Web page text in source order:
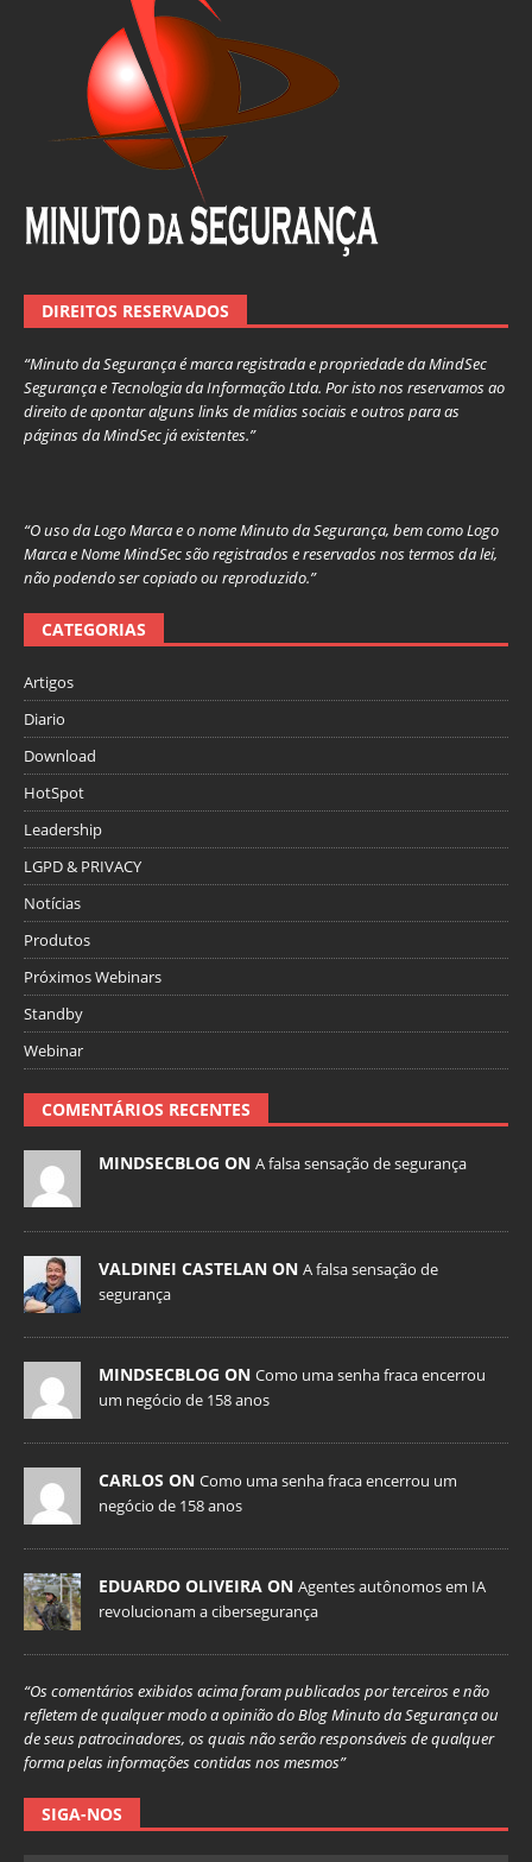
DIREITOS RESERVADOS
“Minuto da Segurança é marca registrada e propriedade da MindSec
Segurança e Tecnologia da Informação Ltda. Por isto nos reservamos ao
direito de apontar alguns links de mídias sociais e outros para as
páginas da MindSec já existentes.”
“O uso da Logo Marca e o nome Minuto da Segurança, bem como Logo
Marca e Nome MindSec são registrados e reservados nos termos da lei,
não podendo ser copiado ou reproduzido.”
CATEGORIAS
Artigos
Diario
Download
HotSpot
Leadership
LGPD & PRIVACY
Notícias
Produtos
Próximos Webinars
Standby
Webinar
COMENTÁRIOS RECENTES
MINDSECBLOG ON A falsa sensação de segurança
VALDINEI CASTELAN ON A falsa sensação de
segurança
MINDSECBLOG ON Como uma senha fraca encerrou
um negócio de 158 anos
CARLOS ON Como uma senha fraca encerrou um
negócio de 158 anos
EDUARDO OLIVEIRA ON Agentes autônomos em IA
revolucionam a cibersegurança
“Os comentários exibidos acima foram publicados por terceiros e não
refletem de qualquer modo a opinião do Blog Minuto da Segurança ou
de seus patrocinadores, os quais não serão responsáveis de qualquer
forma pelas informações contidas nos mesmos”
SIGA-NOS